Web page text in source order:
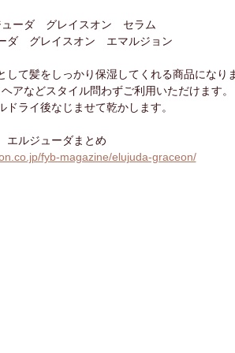
ューダ　グレイスオン　セラム
ダ　グレイスオン　エマルジョン
して髪をしっかり保湿してくれる商品になり
アなどスタイル問わずご利用いただけます。
ドライ後なじませて乾かします。
エルジューダまとめ
fyb-magazine/elujuda-graceon/